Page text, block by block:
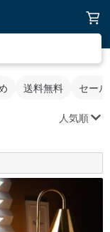
送料無料 セー
人気順